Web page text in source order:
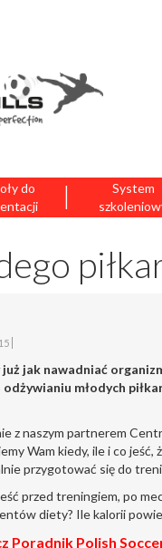
do
System
|
jak nawadniać
młodych
z naszym partnerem
Wam kiedy, ile i co
przygotować się do
przed treningiem, po
diety? Ile kalorii
Poradnik Polish